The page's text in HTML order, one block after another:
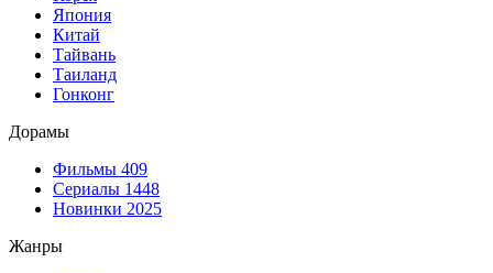
Япония
Китай
Тайвань
Таиланд
Гонконг
Дорамы
Фильмы 409
Сериалы 1448
Новинки 2025
Жанры